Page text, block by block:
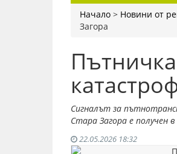
Начало > Новини от
Загора
Сигналът за
Стара Загора е получен
22.05.2026 18:32